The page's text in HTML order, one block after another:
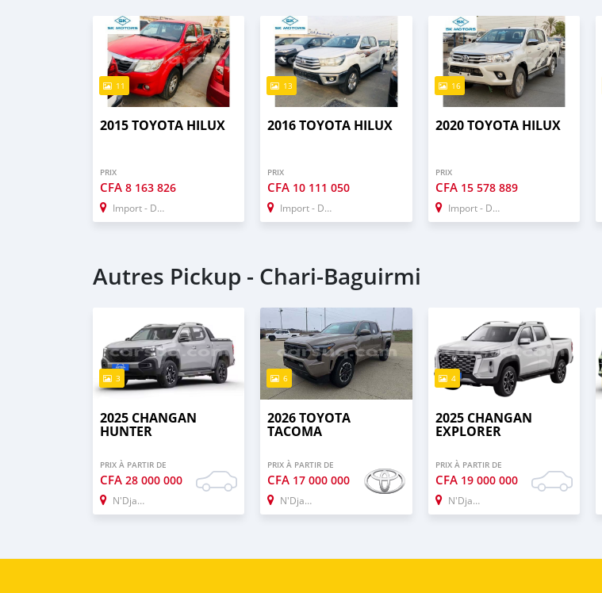
11
2015 TOYOTA HILUX
PRIX
CFA 8 163 826
Import - Dubai
13
2016 TOYOTA HILUX
PRIX
CFA 10 111 050
Import - Dubai
16
2020 TOYOTA HILUX
PRIX
CFA 15 578 889
Import - Dubai
Autres Pickup - Chari-Baguirmi
3
2025 CHANGAN
HUNTER
PRIX À PARTIR DE
CFA 28 000 000
N'Djamena
6
2026 TOYOTA
TACOMA
PRIX À PARTIR DE
CFA 17 000 000
N'Djamena
4
2025 CHANGAN
EXPLORER
PRIX À PARTIR DE
CFA 19 000 000
N'Djamena